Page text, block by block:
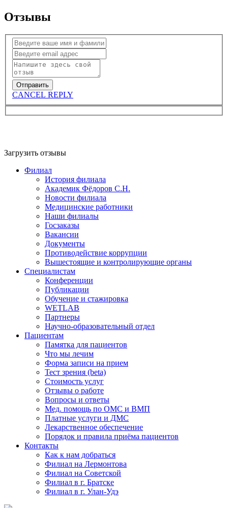
Отзывы
CANCEL REPLY
Загрузить отзывы
Филиал
История филиала
Академик Фёдоров С.Н.
Новости филиала
Медицинские работники
Наши филиалы
Госзаказы
Вакансии
Документы
Противодействие коррупции
Вышестоящие и контролирующие органы
Специалистам
Конференции
Публикации
Обучение и стажировка
WETLAB
Партнеры
Научно-образовательный отдел
Пациентам
Памятка для пациентов
Что мы лечим
Форма записи на прием
Тест зрения (beta)
Стоимость услуг
Отзывы о работе
Вопросы и ответы
Мед. помощь по ОМС и ВМП
Платные услуги и ДМС
Лекарственное обеспечение
Порядок и правила приёма пациентов
Контакты
Как к нам добраться
Филиал на Лермонтова
Филиал на Советской
Филиал в г. Братске
Филиал в г. Улан-Удэ